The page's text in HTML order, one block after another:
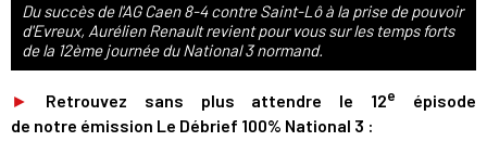
Du succès de l'AG Caen 8-4 contre Saint-Lô à la prise de pouvoir
d'Evreux, Aurélien Renault revient pour vous sur les temps forts
de la 12ème journée du National 3 normand.
► Retrouvez sans plus attendre le 12e
épisode
de notre émission Le Débrief 100% National 3 :